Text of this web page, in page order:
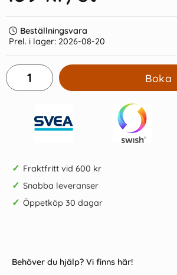
Beställningsvara
Prel. i lager: 2026-08-20
Boka
✓ Fraktfritt vid 600 kr
✓ Snabba leveranser
✓ Öppetköp 30 dagar
Behöver du hjälp? Vi finns här!